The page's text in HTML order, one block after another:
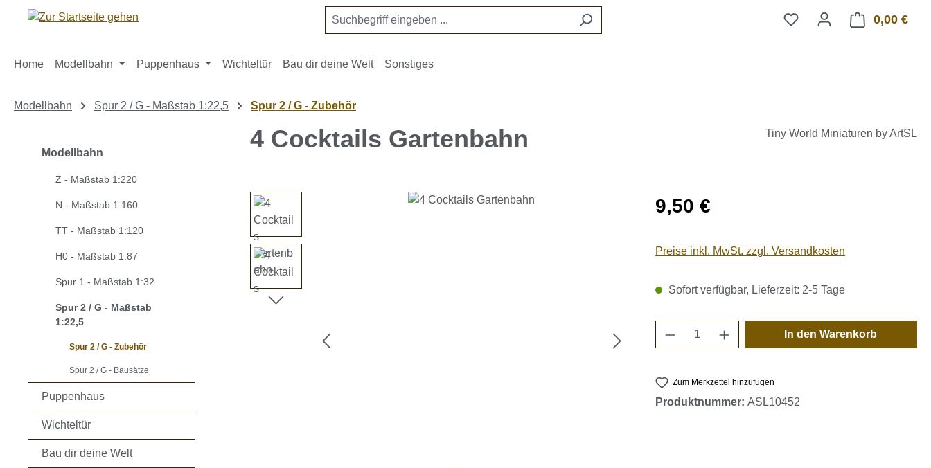
Hauptinhalt springen
Zur Suche springen
Zur Hauptnavigation springen 0,00 €
Home Modellbahn Puppenhaus Wichteltür Bau dir deine Welt Sonstiges
Modellbahn Spur 2 / G - Maßstab 1:22,5 Spur 2 / G - Zubehör
Modellbahn
Z - Maßstab 1:220
N - Maßstab 1:160
TT - Maßstab 1:120
H0 - Maßstab 1:87
Spur 1 - Maßstab 1:32
Spur 2 / G - Maßstab
1:22,5
Spur 2 / G - Zubehör
Spur 2 / G - Bausätze
Puppenhaus
Wichteltür
Bau dir deine Welt
4 Cocktails Gartenbahn Tiny World Miniaturen by ArtSL
Bildergalerie überspringen Regulärer Preis:
9,50 €
Preise inkl. MwSt. zzgl. Versandkosten
Sofort verfügbar, Lieferzeit: 2-5 Tage
Produkt Anzahl: Gib den
In den Warenkorb
Zum Merkzettel hinzufügen
Produktnummer:ASL10452